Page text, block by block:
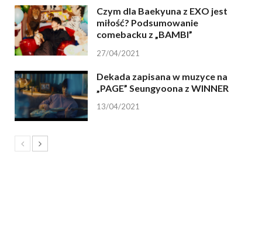
Czym dla Baekyuna z EXO jest
miłość? Podsumowanie
comebacku z „BAMBI”
27/04/2021
Dekada zapisana w muzyce na
„PAGE” Seungyoona z WINNER
13/04/2021